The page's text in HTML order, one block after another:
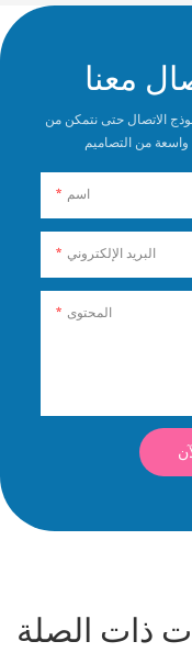
معنا
الاتصال حتى نتمكن من
اسم
البريد الإلكتروني
المحتوى
ذات الصلة